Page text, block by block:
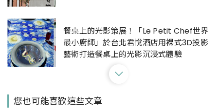
餐桌上的光影策展！「Le Petit Chef世界
最小廚師」於台北君悅酒店用裸式3D投影
藝術打造餐桌上的光影沉浸式體驗
甘蔗汁好消暑，古早味涼粉伯、必比登庶
您也可能喜歡這些文章